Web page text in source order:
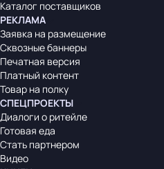
Каталог поставщиков
РЕКЛАМА
Заявка на размещение
Сквозные баннеры
Печатная версия
Платный контент
Товар на полку
СПЕЦПРОЕКТЫ
Диалоги о ритейле
Готовая еда
Стать партнером
Видео